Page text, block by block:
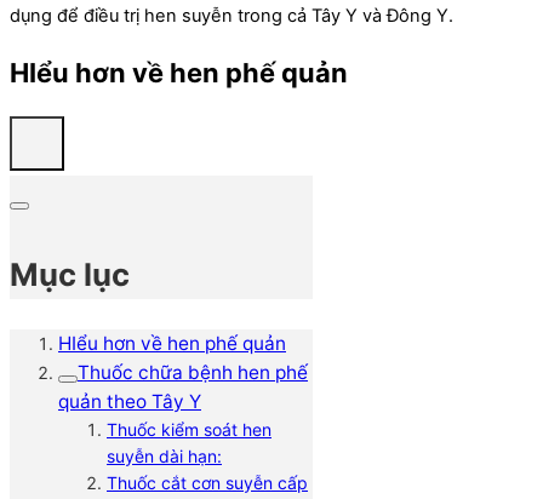
dụng để điều trị hen suyễn trong cả Tây Y và Đông Y.
HIểu hơn về hen phế quản
Mục lục
HIểu hơn về hen phế quản
Thuốc chữa bệnh hen phế
quản theo Tây Y
Thuốc kiểm soát hen
suyễn dài hạn:
Thuốc cắt cơn suyễn cấp